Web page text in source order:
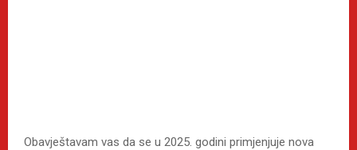
Obavještavam vas da se u 2025. godini primjenjuje nova